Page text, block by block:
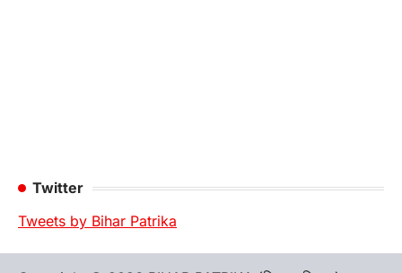
Twitter
Tweets by Bihar Patrika